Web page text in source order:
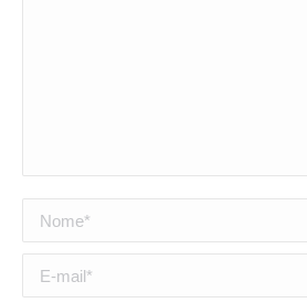
Nome *
E-mail *